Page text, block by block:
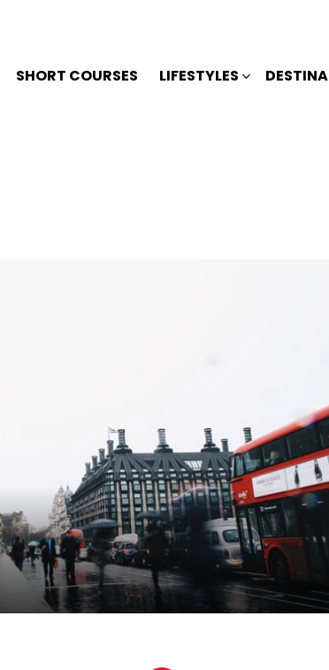
SHORT COURSES LIFESTYLES